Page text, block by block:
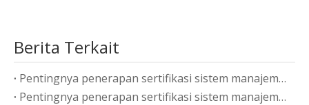
Berita Terkait
Pentingnya penerapan sertifikasi sistem manajemen energi ISO50001-2018
Pentingnya penerapan sertifikasi sistem manajemen energi ISO50001-2018